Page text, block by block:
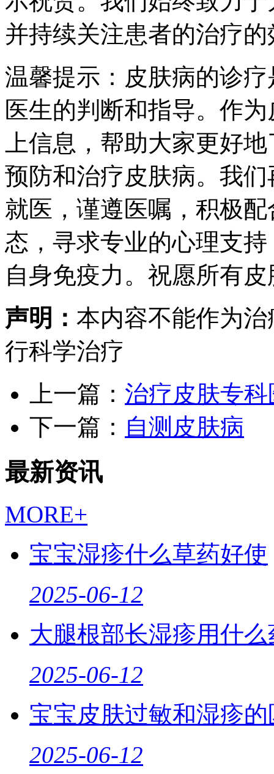
并持续关注患者的治疗
温馨提示：皮肤病的诊
医生的判断和指导。作
上信息，帮助大家更好
预防和治疗皮肤病。我
就医，谨遵医嘱，积极
态，寻求专业的心理支
自身免疫力。祝愿所有
声明： 本内容不能作为
行科学治疗
上一篇： 治疗皮肤专
下一篇： 自测皮肤病
最新资讯
MORE+
宝宝湿疹什么草药好使
2025-06-12
大腿根部长湿疹用什么
2025-06-12
宝宝皮肤过敏和湿疹的
2025-06-12